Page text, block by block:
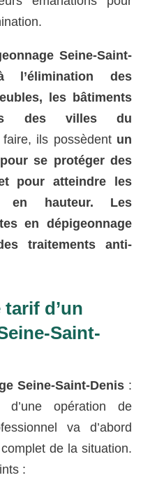
Seine-Saint-
l’élimination des
les bâtiments
des villes du
ils possèdentun
se protéger des
pour atteindre les
hauteur.
Les
en dépigeonnage
traitements anti-
d’un
Saint-
Seine-Saint-Denis:
opération de
va d’abord
de la situation.
: